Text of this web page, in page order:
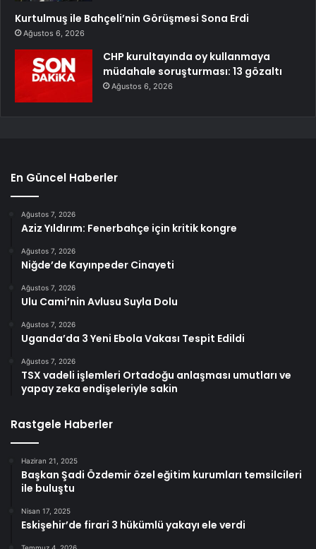
Kurtulmuş ile Bahçeli’nin Görüşmesi Sona Erdi
Ağustos 6, 2026
CHP kurultayında oy kullanmaya
müdahale soruşturması: 13 gözaltı
Ağustos 6, 2026
En Güncel Haberler
Ağustos 7, 2026
Aziz Yıldırım: Fenerbahçe için kritik kongre
Ağustos 7, 2026
Niğde’de Kayınpeder Cinayeti
Ağustos 7, 2026
Ulu Cami’nin Avlusu Suyla Dolu
Ağustos 7, 2026
Uganda’da 3 Yeni Ebola Vakası Tespit Edildi
Ağustos 7, 2026
TSX vadeli işlemleri Ortadoğu anlaşması umutları ve
yapay zeka endişeleriyle sakin
Rastgele Haberler
Haziran 21, 2025
Başkan Şadi Özdemir özel eğitim kurumları temsilcileri
ile buluştu
Nisan 17, 2025
Eskişehir’de firari 3 hükümlü yakayı ele verdi